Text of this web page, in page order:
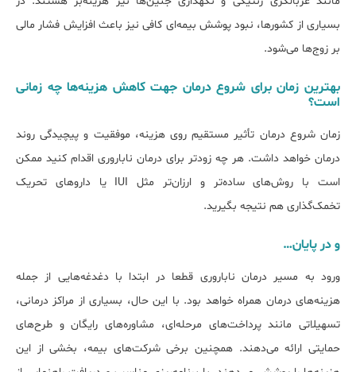
بسیاری از کشورها، نبود پوشش بیمه‌ای کافی نیز باعث افزایش فشار مالی
بر زوج‌ها می‌شود.
بهترین زﻣﺎن ﺑﺮای ﺷﺮوع درﻣﺎن ﺟﻬﺖ کاهش ﻫﺰﯾﻨﻪ‎ﻫﺎ چه زمانی
اﺳﺖ؟
زمان شروع درمان تأثیر مستقیم روی هزینه، موفقیت و پیچیدگی روند
درمان خواهد داشت. هر چه زودتر برای درمان ناباروری اقدام کنید ممکن
است با روش‌های ساده‌تر و ارزان‌تر مثل IUI یا داروهای تحریک
تخمک‌گذاری هم نتیجه بگیرید.
و در پایان…
ورود به مسیر درمان ناباروری قطعا در ابتدا با دغدغه‌هایی از جمله
هزینه‌های درمان همراه خواهد بود. با این حال، بسیاری از مراکز درمانی،
تسهیلاتی مانند پرداخت‌های مرحله‌ای، مشاوره‌های رایگان و طرح‌های
حمایتی ارائه می‌دهند. همچنین برخی شرکت‌های بیمه، بخشی از این